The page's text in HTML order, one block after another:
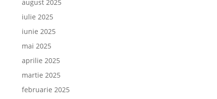
august 2025
iulie 2025
iunie 2025
mai 2025
aprilie 2025
martie 2025
februarie 2025